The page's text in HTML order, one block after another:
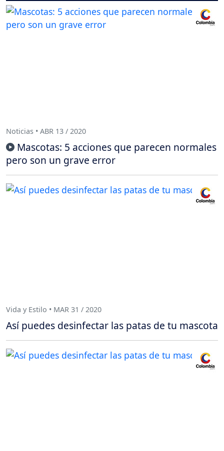
Noticias • ABR 13 / 2020
Mascotas: 5 acciones que parecen normales
pero son un grave error
Vida y Estilo • MAR 31 / 2020
Así puedes desinfectar las patas de tu mascota